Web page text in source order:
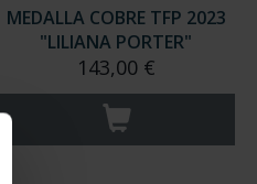
MEDALLA COBRE TFP 2023
"LILIANA PORTER"
143,00 €